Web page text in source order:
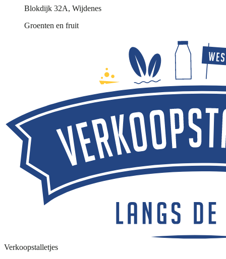
Blokdijk 32A, Wijdenes
Groenten en fruit
Verkoopstalletjes